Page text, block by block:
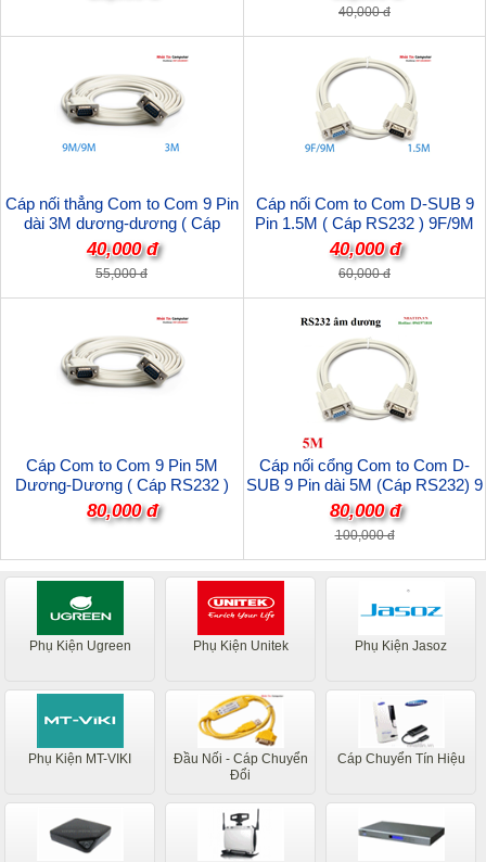
40,000 đ
Cáp nối thẳng Com to Com 9 Pin
dài 3M dương-dương ( Cáp
RS232 ) 9M/9M chất lượng cao
40,000 đ
55,000 đ
Cáp nối Com to Com D-SUB 9
Pin 1.5M ( Cáp RS232 ) 9F/9M
40,000 đ
60,000 đ
Cáp Com to Com 9 Pin 5M
Dương-Dương ( Cáp RS232 )
9M/9M Cáp thẳng
80,000 đ
Cáp nối cổng Com to Com D-
SUB 9 Pin dài 5M (Cáp RS232) 9
chân âm / 9 chân dương (cáp
thẳng)
80,000 đ
100,000 đ
Phụ Kiện Ugreen Phụ Kiện Unitek Phụ Kiện Jasoz
Phụ Kiện MT-VIKI
Đầu Nối - Cáp Chuyển
Đổi
Cáp Chuyển Tín Hiệu